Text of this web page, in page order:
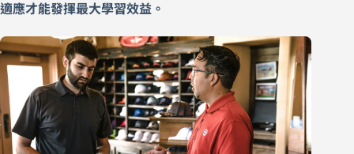
適應才能發揮最大學習效益。